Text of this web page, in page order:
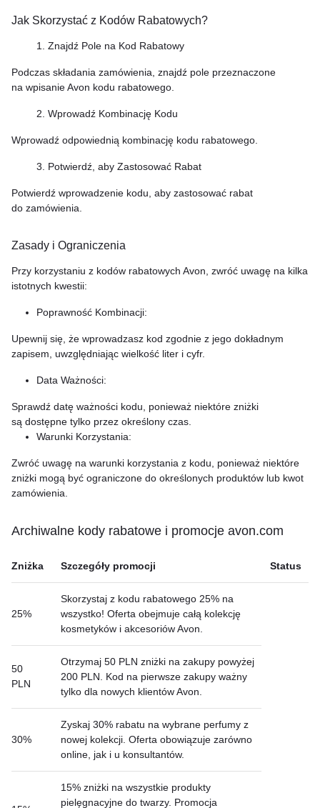
Jak Skorzystać z Kodów Rabatowych?
1. Znajdź Pole na Kod Rabatowy
Podczas składania zamówienia, znajdź pole przeznaczone
na wpisanie Avon kodu rabatowego.
2. Wprowadź Kombinację Kodu
Wprowadź odpowiednią kombinację kodu rabatowego.
3. Potwierdź, aby Zastosować Rabat
Potwierdź wprowadzenie kodu, aby zastosować rabat
do zamówienia.
Zasady i Ograniczenia
Przy korzystaniu z kodów rabatowych Avon, zwróć uwagę na kilka
istotnych kwestii:
Poprawność Kombinacji:
Upewnij się, że wprowadzasz kod zgodnie z jego dokładnym
zapisem, uwzględniając wielkość liter i cyfr.
Data Ważności:
Sprawdź datę ważności kodu, ponieważ niektóre zniżki
są dostępne tylko przez określony czas.
Warunki Korzystania:
Zwróć uwagę na warunki korzystania z kodu, ponieważ niektóre
zniżki mogą być ograniczone do określonych produktów lub kwot
zamówienia.
Archiwalne kody rabatowe i promocje avon.com
Zniżka Szczegóły promocji Status
25%
Skorzystaj z kodu rabatowego 25% na
wszystko! Oferta obejmuje całą kolekcję
kosmetyków i akcesoriów Avon.
50
PLN
Otrzymaj 50 PLN zniżki na zakupy powyżej
200 PLN. Kod na pierwsze zakupy ważny
tylko dla nowych klientów Avon.
30%
Zyskaj 30% rabatu na wybrane perfumy z
nowej kolekcji. Oferta obowiązuje zarówno
online, jak i u konsultantów.
15% zniżki na wszystkie produkty
pielęgnacyjne do twarzy. Promocja